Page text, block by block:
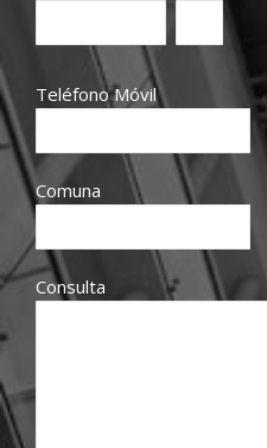
Teléfono Móvil
Comuna
Consulta